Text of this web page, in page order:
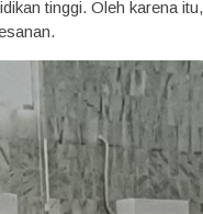
tinggi. Oleh karena